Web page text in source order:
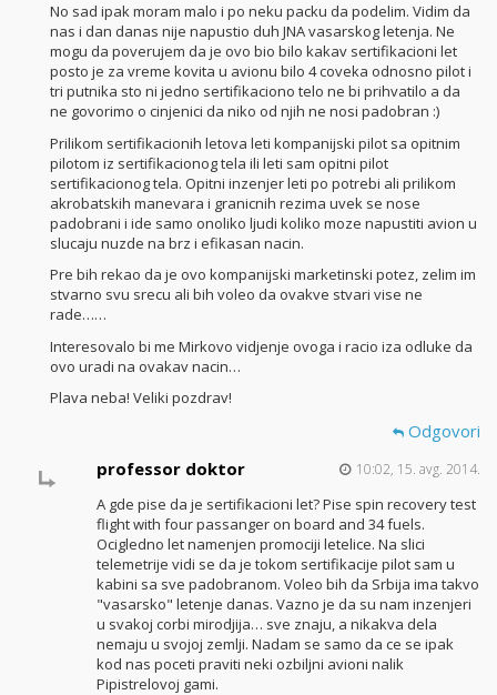
No sad ipak moram malo i po neku packu da podelim. Vidim da
nas i dan danas nije napustio duh JNA vasarskog letenja. Ne
mogu da poverujem da je ovo bio bilo kakav sertifikacioni let
posto je za vreme kovita u avionu bilo 4 coveka odnosno pilot i
tri putnika sto ni jedno sertifikaciono telo ne bi prihvatilo a da
ne govorimo o cinjenici da niko od njih ne nosi padobran :)
Prilikom sertifikacionih letova leti kompanijski pilot sa opitnim
pilotom iz sertifikacionog tela ili leti sam opitni pilot
sertifikacionog tela. Opitni inzenjer leti po potrebi ali prilikom
akrobatskih manevara i granicnih rezima uvek se nose
padobrani i ide samo onoliko ljudi koliko moze napustiti avion u
slucaju nuzde na brz i efikasan nacin.
Pre bih rekao da je ovo kompanijski marketinski potez, zelim im
stvarno svu srecu ali bih voleo da ovakve stvari vise ne
rade……
Interesovalo bi me Mirkovo vidjenje ovoga i racio iza odluke da
ovo uradi na ovakav nacin…
Plava neba! Veliki pozdrav!
Odgovori
professor doktor
10:02, 15. avg. 2014.
A gde pise da je sertifikacioni let? Pise spin recovery test
flight with four passanger on board and 34 fuels.
Ocigledno let namenjen promociji letelice. Na slici
telemetrije vidi se da je tokom sertifikacije pilot sam u
kabini sa sve padobranom. Voleo bih da Srbija ima takvo
"vasarsko" letenje danas. Vazno je da su nam inzenjeri
u svakoj corbi mirodjija… sve znaju, a nikakva dela
nemaju u svojoj zemlji. Nadam se samo da ce se ipak
kod nas poceti praviti neki ozbiljni avioni nalik
Pipistrelovoj gami.